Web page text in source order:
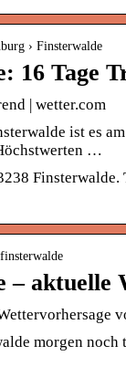
› Finsterwalde
16 Tage
| wetter.com
ist es
…
– aktuelle
morgen